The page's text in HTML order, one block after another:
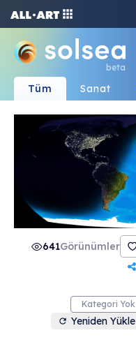
beta
Tüm Sanat
641Görünümler
Kategori Yok
Yeniden Yükle